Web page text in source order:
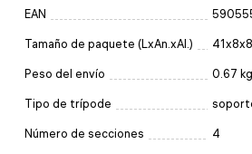
EAN
Tamaño de paquete (LxAn.xAl.)
Peso del envío 0.67 kg
Tipo de trípode
Número de secciones 4